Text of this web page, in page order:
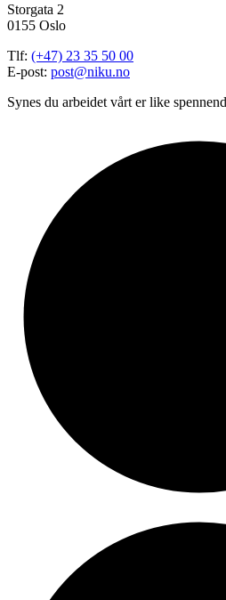
Storgata 2
0155 Oslo
Tlf: (+47) 23 35 50 00
E-post: post@niku.no
Synes du arbeidet vårt er like